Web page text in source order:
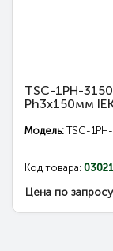
TSC-1PH-
Ph3х150мм
Модель:TSC-
Код товара: 03021
Цена по запросу